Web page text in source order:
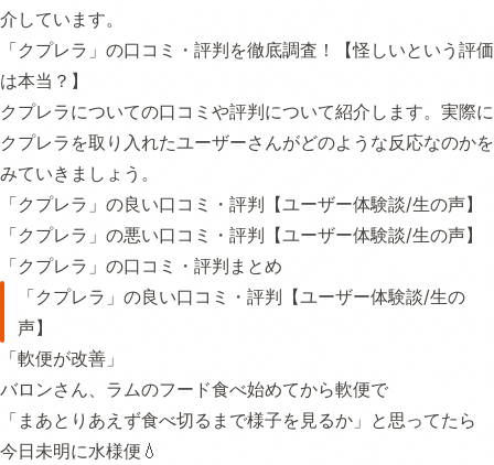
介しています。
「クプレラ」の口コミ・評判を徹底調査！【怪しいという評価
は本当？】
クプレラについての口コミや評判について紹介します。実際に
クプレラを取り入れたユーザーさんがどのような反応なのかを
みていきましょう。
「クプレラ」の良い口コミ・評判【ユーザー体験談/生の声】
「クプレラ」の悪い口コミ・評判【ユーザー体験談/生の声】
「クプレラ」の口コミ・評判まとめ
「クプレラ」の良い口コミ・評判【ユーザー体験談/生の
声】
「軟便が改善」
バロンさん、ラムのフード食べ始めてから軟便で
「まあとりあえず食べ切るまで様子を見るか」と思ってたら
今日未明に水様便💧